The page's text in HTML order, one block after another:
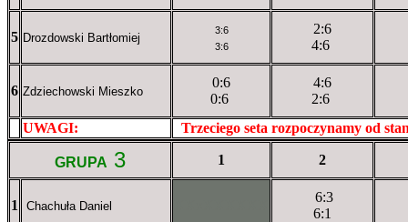
5 Drozdowski Bartłomiej
3:6
3:6
2:6
4:6
6 Zdziechowski Mieszko
0:6
0:6
4:6
2:6
UWAGI:
Trzeciego seta rozpoczynamy od
GRUPA 3 1 2
1 Chachuła Daniel
6:3
6:1